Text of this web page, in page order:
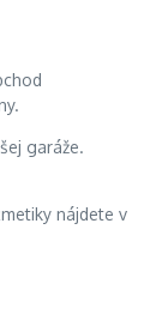
garáže.
nájdete v